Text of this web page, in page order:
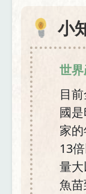
小
世
目
國
家
13
量
魚